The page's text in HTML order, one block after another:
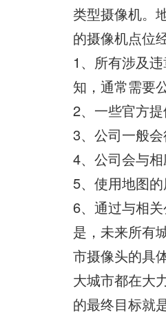
类型摄像机。
的摄像机点位
1、所有涉及
知，通常需要
2、一些官方
3、公司一般
4、公司会与
5、使用地图
6、通过与相
是，未来所有
市摄像头的具
大城市都在大
的最终目标就